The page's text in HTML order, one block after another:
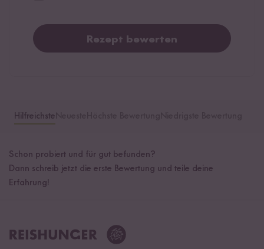
Rezept bewerten
Hilfreichste
Schon probiert und für gut befunden?
Dann schreib jetzt die erste Bewertung und teile deine
Erfahrung!